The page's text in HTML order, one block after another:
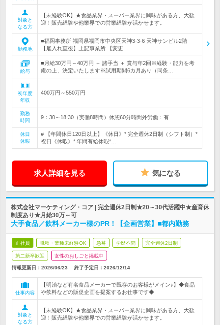
対象と
なる方
【未経験OK】★食品業界・スーパー業界に興味がある方、大歓
迎！販売経験や他業界での営業経験が活かせます。
勤務地
■福岡事務所 福岡県福岡市中央区天神3-3-6 天神サンビル2階
【雇入れ直後】上記事業所 【変更…
給与
■月給30万円～40万円 ＋ 諸手当 ＋ 賞与年2回※経験・能力を考
慮の上、決定いたします※試用期間6カ月あり（同条…
初年度
年収
400万円～550万円
勤務
時間
9：30～18:30（実働8時間）休憩60分時間外労働：有
休日
休暇
# 【年間休日120日以上】《休日》* 完全週休2日制（シフト制）*
祝日《休暇》* 年間有給休暇*…
求人詳細を見る 気になる
株式会社マーケティング・コア | 完全週休2日制★20～30代活躍中★産育休
制度あり★月給30万～可
大手食品／飲料メーカー様のPR！【企画営業】■都内勤務
正社員 職種・業種未経験OK 急募 学歴不問 完全週休2日制
第二新卒歓迎 女性のおしごと掲載中
情報更新日：2026/06/23 終了予定日： 2026/12/14
仕事内容
【明治など有名食品メーカーで既存のお客様がメイン♪】◆食品
や飲料などの販促企画を提案するお仕事です◆
対象と
なる方
【未経験OK】★食品業界・スーパー業界に興味がある方、大歓
迎！販売経験や他業界での営業経験が活かせます。